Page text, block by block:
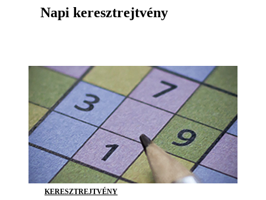
Napi keresztrejtvény
KERESZTREJTVÉNY